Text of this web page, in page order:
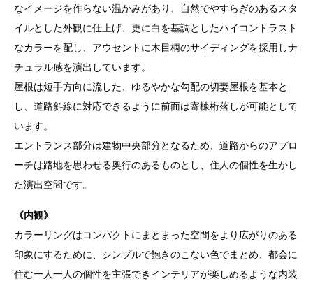
なイメージを作らない温かみがあり、自然でやすらぎのあるスタ
イルとした外観に仕上げ、更に白を基調としたハイコントラスト
なカラーを配し、アウセントに木目柄のサイディングを採用しナ
チュラル感を演出しています。
屋根は短手方向に流した、ゆるやかな勾配の切妻屋根を基本と
し、道路斜線に対応できるように前面は寄棟桁落しが可能として
います。
エントランス部分は建物中央部分となるため、道路からのアプロ
ーチは路地を思わせる奥行のあるものとし、住人の個性を生かし
た演出空間です。
《内観》
カラーリングはコンパクトにまとまった空間をより広がりのある
印象にするために、シンプルで飽きのこない色でまとめ、都会に
住む一人一人の個性を主張できインテリアが楽しめるような内装